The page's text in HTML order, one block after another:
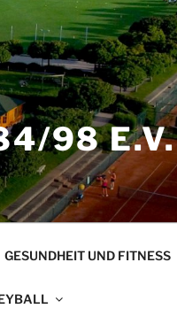
98 E.V.
GESUNDHEIT UND FITNESS